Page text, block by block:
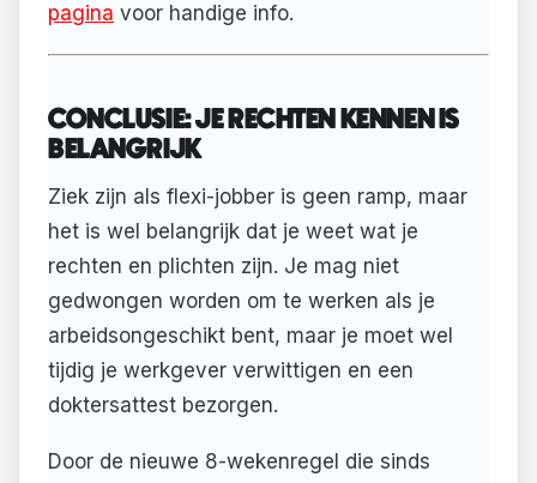
pagina voor handige info.
CONCLUSIE: JE RECHTEN KENNEN IS
BELANGRIJK
Ziek zijn als flexi-jobber is geen ramp, maar
het is wel belangrijk dat je weet wat je
rechten en plichten zijn. Je mag niet
gedwongen worden om te werken als je
arbeidsongeschikt bent, maar je moet wel
tijdig je werkgever verwittigen en een
doktersattest bezorgen.
Door de nieuwe 8-wekenregel die sinds